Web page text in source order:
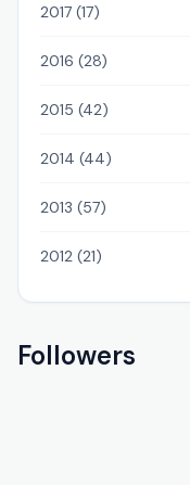
2017 (17)
2016 (28)
2015 (42)
2014 (44)
2013 (57)
2012 (21)
Followers